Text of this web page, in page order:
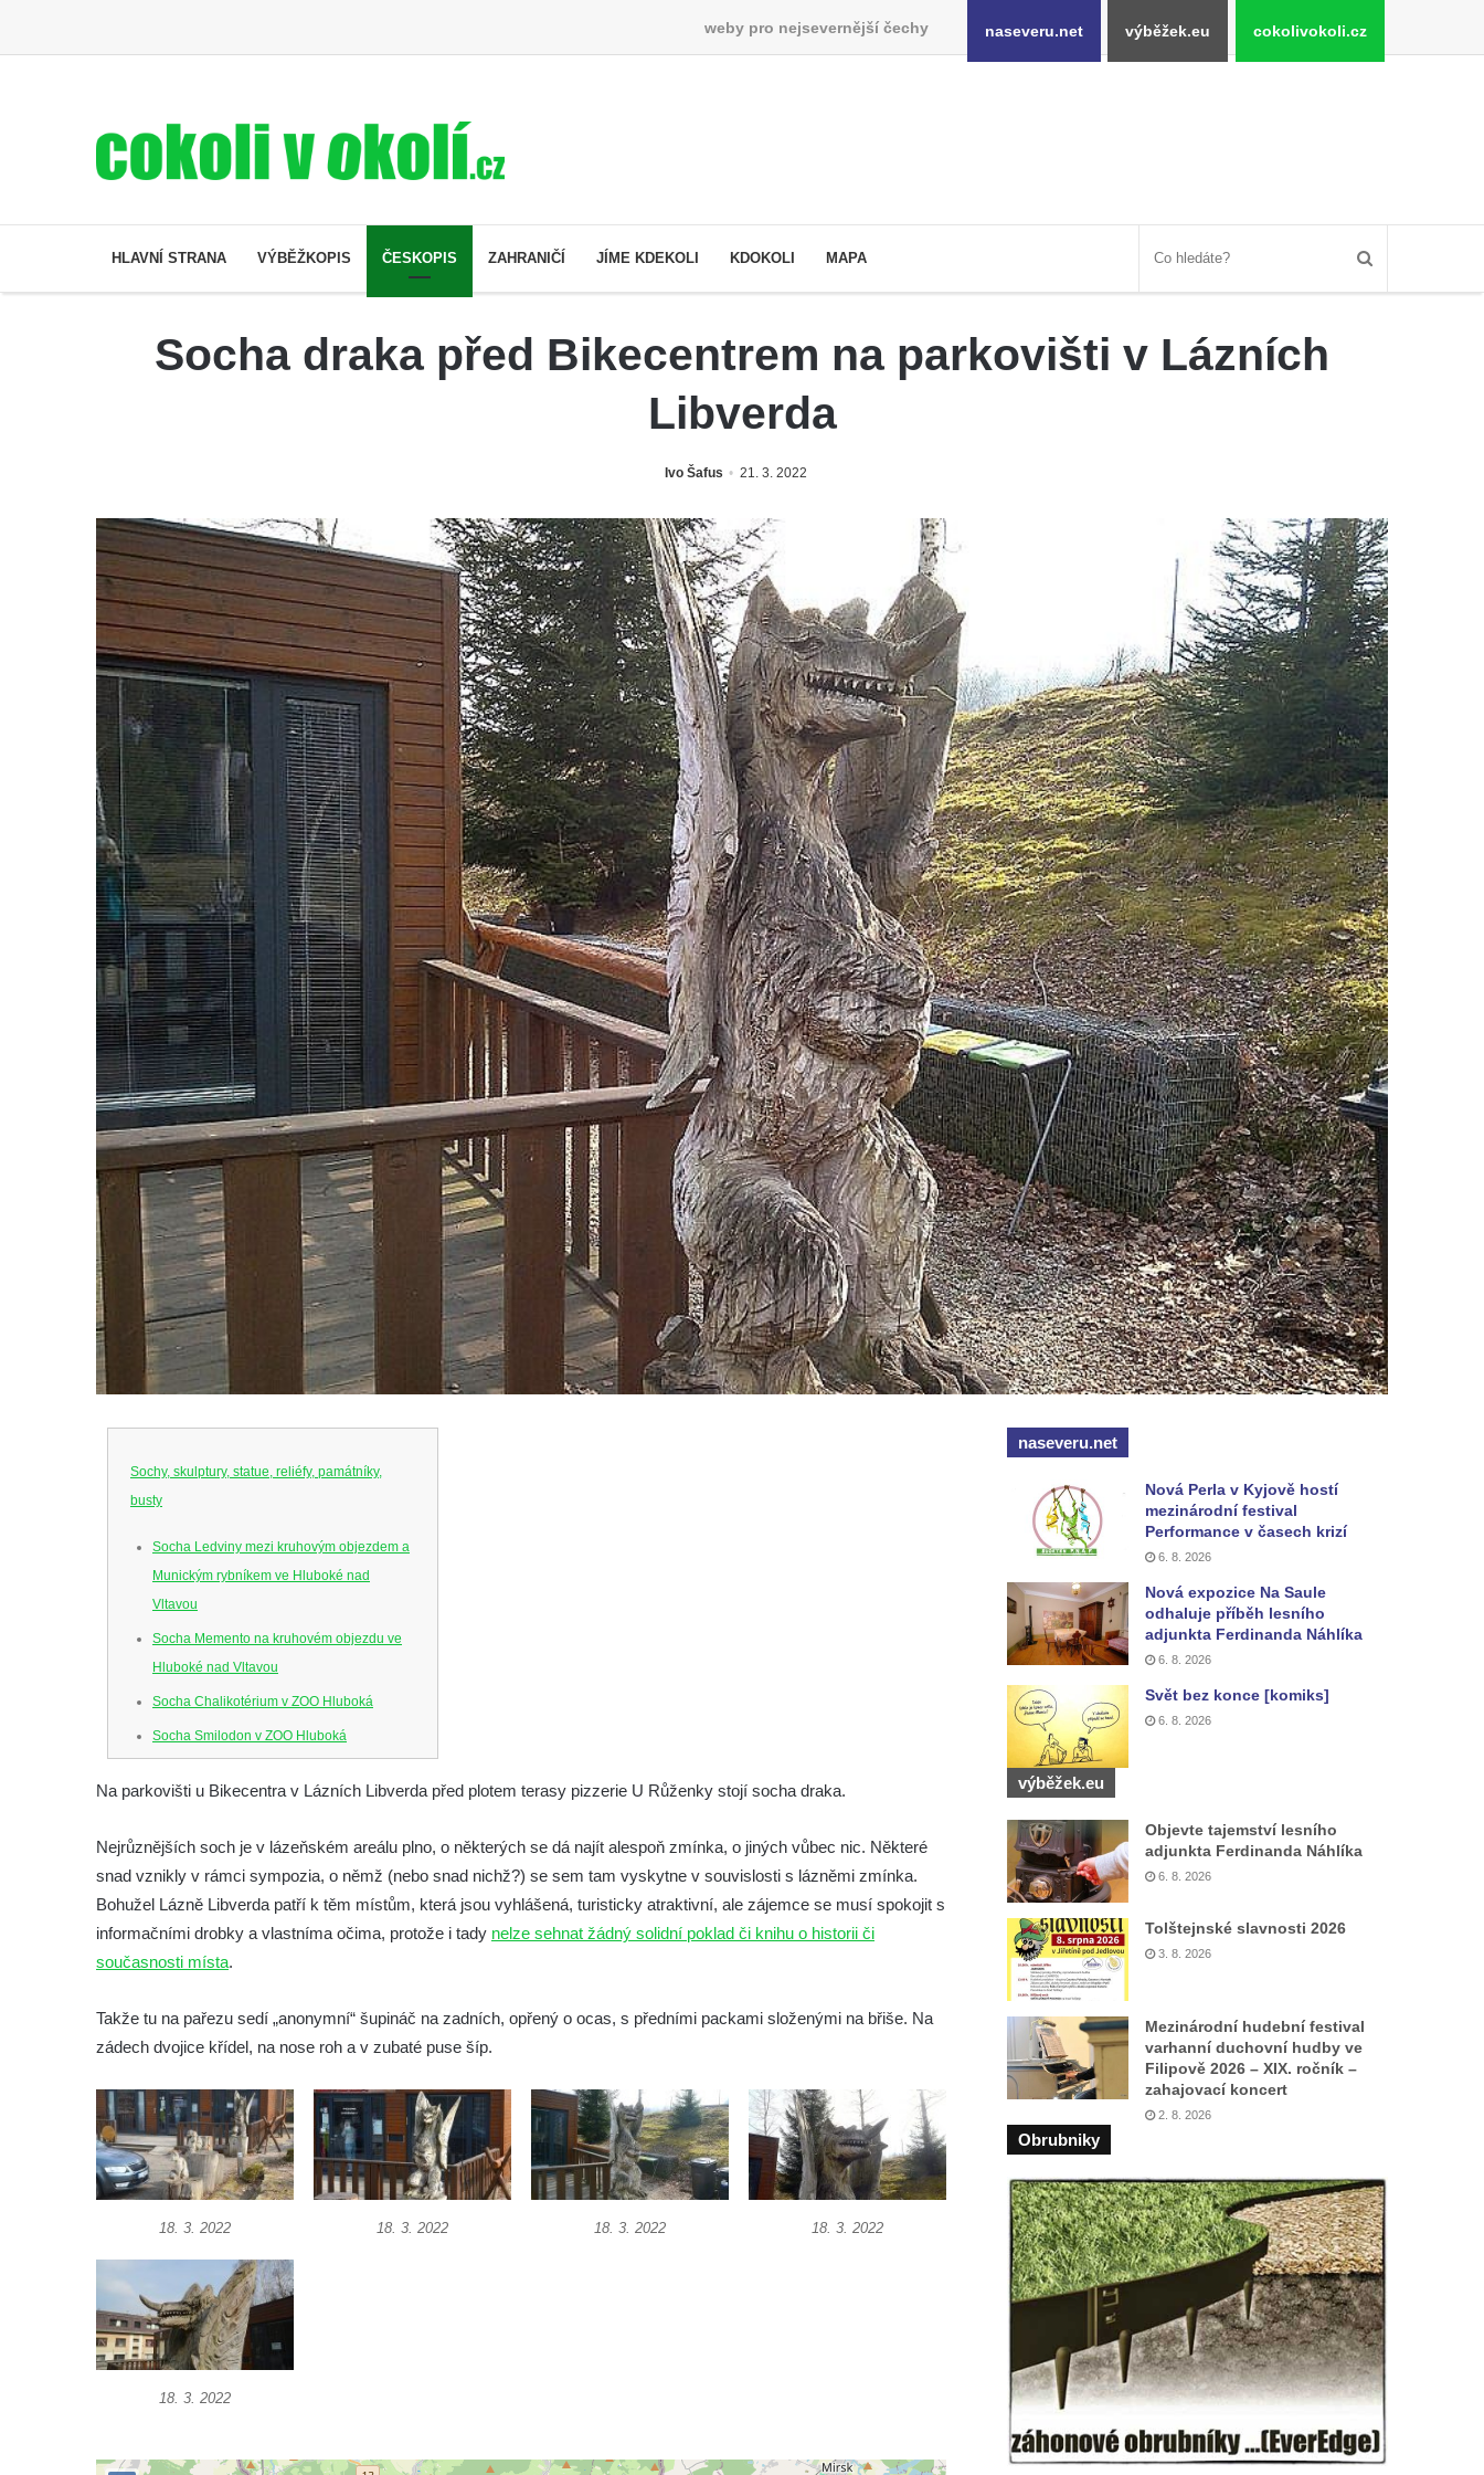
weby pro nejsevernější čechy naseveru.net výběžek.eu cokolivokoli.cz
HLAVNÍ STRANA VÝBĚŽKOPIS ČESKOPIS ZAHRANIČÍ JÍME KDEKOLI KDOKOLI MAPA
Socha draka před Bikecentrem na parkovišti v Lázních
Libverda
Ivo Šafus 21. 3. 2022
Sochy, skulptury, statue, reliéfy, památníky,
busty
Socha Ledviny mezi kruhovým objezdem a
Munickým rybníkem ve Hluboké nad
Vltavou
Socha Memento na kruhovém objezdu ve
Hluboké nad Vltavou
Socha Chalikotérium v ZOO Hluboká
Socha Smilodon v ZOO Hluboká
Socha Plejtvák obrovský v ZOO Hluboká
Socha Medvěd jeskynní v ZOO Hluboká
Socha Mamutí lebka v ZOO Hluboká
Socha Mamut srstnatý v ZOO Hluboká
Socha Orel v ZOO Hluboká
Socha Vydry si hrají v ZOO Hluboká
Socha Přátelství v ZOO Hluboká
Socha Lišky v ZOO Hluboká
Socha Kudlanka v ZOO Hluboká
Socha Vlčice s mládětem v ZOO Hluboká
Socha Tygr v ZOO Hluboká
Socha Želva v ZOO Hluboká
Socha Kozorožec horský v ZOO Hluboká
Na parkovišti u Bikecentra v Lázních Libverda před plotem terasy pizzerie U Růženky stojí socha draka.
Nejrůznějších soch je v lázeňském areálu plno, o některých se dá najít alespoň zmínka, o jiných vůbec nic. Některé
snad vznikly v rámci sympozia, o němž (nebo snad nichž?) se sem tam vyskytne v souvislosti s lázněmi zmínka.
Bohužel Lázně Libverda patří k těm místům, která jsou vyhlášená, turisticky atraktivní, ale zájemce se musí spokojit s
informačními drobky a vlastníma očima, protože i tady nelze sehnat žádný solidní poklad či knihu o historii či
současnosti místa.
Takže tu na pařezu sedí „anonymní“ šupináč na zadních, opřený o ocas, s předními packami složenými na břiše. Na
zádech dvojice křídel, na nose roh a v zubaté puse šíp.
18. 3. 2022 18. 3. 2022 18. 3. 2022 18. 3. 2022
18. 3. 2022
naseveru.net
Nová Perla v Kyjově hostí
mezinárodní festival
Performance v časech krizí
6. 8. 2026
Nová expozice Na Saule
odhaluje příběh lesního
adjunkta Ferdinanda Náhlíka
6. 8. 2026
Svět bez konce [komiks]
6. 8. 2026
výběžek.eu
Objevte tajemství lesního
adjunkta Ferdinanda Náhlíka
6. 8. 2026
Tolštejnské slavnosti 2026
3. 8. 2026
Mezinárodní hudební festival
varhanní duchovní hudby ve
Filipově 2026 – XIX. ročník –
zahajovací koncert
2. 8. 2026
Obrubniky